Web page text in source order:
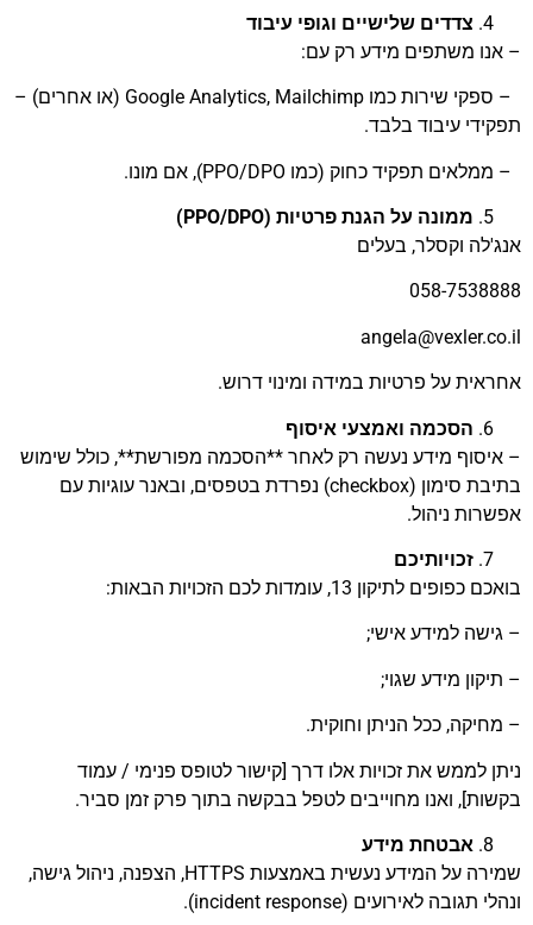
צדדים שלישיים וגופי עיבוד
– אנו משתפים מידע רק עם:
– ספקי שירות כמו Google Analytics, Mailchimp (או אחרים) –
תפקידי עיבוד בלבד.
– ממלאים תפקיד כחוק (כמו PPO/DPO), אם מונו.
ממונה על הגנת פרטיות (PPO/DPO)
אנג'לה וקסלר, בעלים
058-7538888
angela@vexler.co.il
אחראית על פרטיות במידה ומינוי דרוש.
הסכמה ואמצעי איסוף
– איסוף מידע נעשה רק לאחר **הסכמה מפורשת**, כולל שימוש
בתיבת סימון (checkbox) נפרדת בטפסים, ובאנר עוגיות עם
אפשרות ניהול.
זכויותיכם
בואכם כפופים לתיקון 13, עומדות לכם הזכויות הבאות:
– גישה למידע אישי;
– תיקון מידע שגוי;
– מחיקה, ככל הניתן וחוקית.
ניתן לממש את זכויות אלו דרך [קישור לטופס פנימי / עמוד
בקשות], ואנו מחוייבים לטפל בבקשה בתוך פרק זמן סביר.
אבטחת מידע
שמירה על המידע נעשית באמצעות HTTPS, הצפנה, ניהול גישה,
ונהלי תגובה לאירועים (incident response).